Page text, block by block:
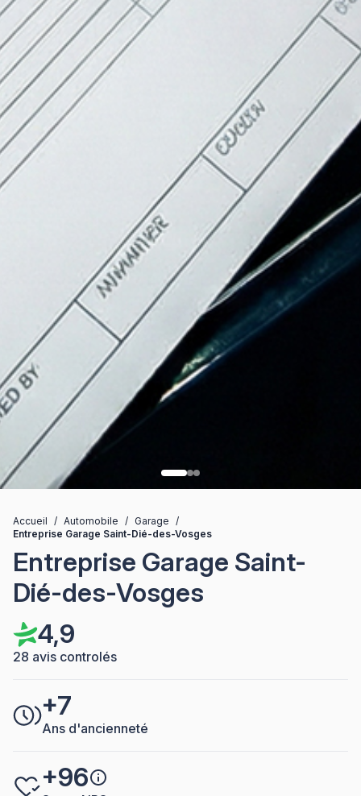
Accueil / Automobile / Garage /
Entreprise Garage Saint-Dié-des-Vosges
Entreprise Garage Saint-
Dié-des-Vosges
4,9
28 avis controlés
+7
Ans d'ancienneté
+96